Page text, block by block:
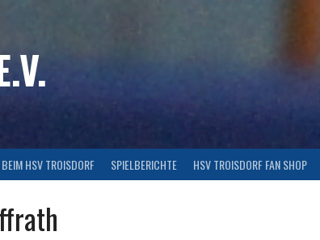
HSV TROISDORF SPIELBERICHTE HSV TROISDORF FAN SHOP